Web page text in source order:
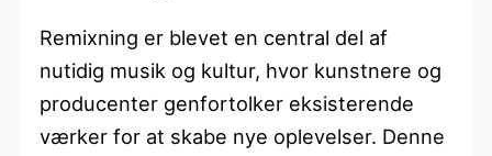
Remixning er blevet en central del af
nutidig musik og kultur, hvor kunstnere og
producenter genfortolker eksisterende
værker for at skabe nye oplevelser. Denne